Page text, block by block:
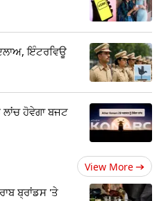
ਇੰਟਰਵਿਊ
ਹੋਵੇਗਾ ਬਜਟ
View More
ਬ੍ਰਾਂਡਸ 'ਤੇ